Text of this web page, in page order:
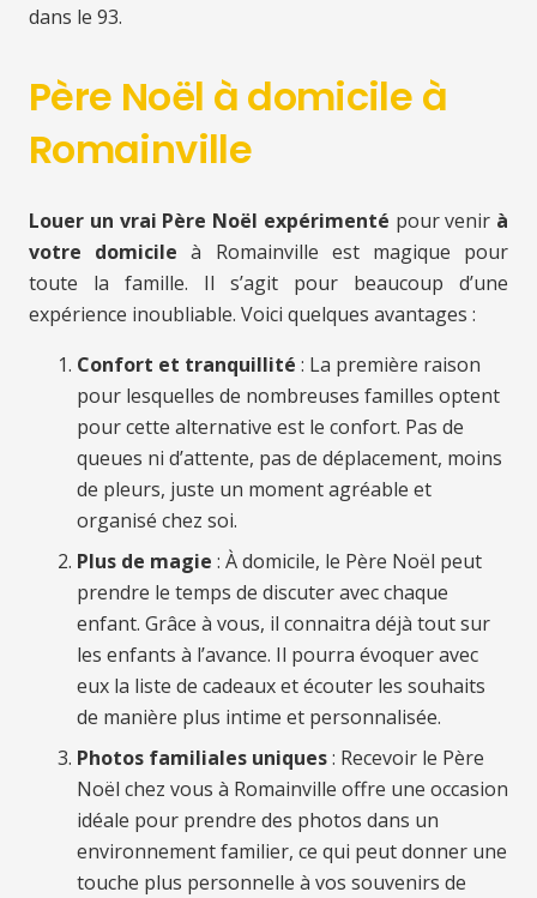
dans le 93.
Père Noël à domicile à
Romainville
Louer un vrai Père Noël expérimenté pour venir à
votre domicile à Romainville est magique pour
toute la famille. Il s’agit pour beaucoup d’une
expérience inoubliable. Voici quelques avantages :
Confort et tranquillité : La première raison
pour lesquelles de nombreuses familles optent
pour cette alternative est le confort. Pas de
queues ni d’attente, pas de déplacement, moins
de pleurs, juste un moment agréable et
organisé chez soi.
Plus de magie : À domicile, le Père Noël peut
prendre le temps de discuter avec chaque
enfant. Grâce à vous, il connaitra déjà tout sur
les enfants à l’avance. Il pourra évoquer avec
eux la liste de cadeaux et écouter les souhaits
de manière plus intime et personnalisée.
Photos familiales uniques: Recevoir le Père
Noël chez vous à Romainville offre une occasion
idéale pour prendre des photos dans un
environnement familier, ce qui peut donner une
touche plus personnelle à vos souvenirs de